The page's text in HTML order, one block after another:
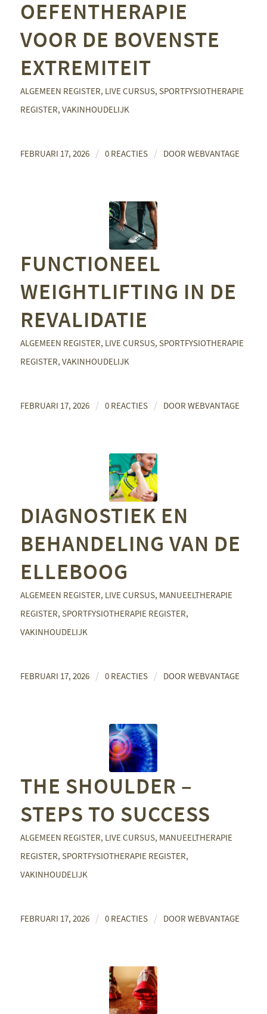
OEFENTHERAPIE
VOOR DE BOVENSTE
EXTREMITEIT
ALGEMEEN REGISTER, LIVE CURSUS, SPORTFYSIOTHERAPIE
REGISTER, VAKINHOUDELIJK
FEBRUARI 17, 2026 / 0 REACTIES / DOOR WEBVANTAGE
FUNCTIONEEL
WEIGHTLIFTING IN DE
REVALIDATIE
ALGEMEEN REGISTER, LIVE CURSUS, SPORTFYSIOTHERAPIE
REGISTER, VAKINHOUDELIJK
FEBRUARI 17, 2026 / 0 REACTIES / DOOR WEBVANTAGE
DIAGNOSTIEK EN
BEHANDELING VAN DE
ELLEBOOG
ALGEMEEN REGISTER, LIVE CURSUS, MANUEELTHERAPIE
REGISTER, SPORTFYSIOTHERAPIE REGISTER,
VAKINHOUDELIJK
FEBRUARI 17, 2026 / 0 REACTIES / DOOR WEBVANTAGE
THE SHOULDER –
STEPS TO SUCCESS
ALGEMEEN REGISTER, LIVE CURSUS, MANUEELTHERAPIE
REGISTER, SPORTFYSIOTHERAPIE REGISTER,
VAKINHOUDELIJK
FEBRUARI 17, 2026 / 0 REACTIES / DOOR WEBVANTAGE